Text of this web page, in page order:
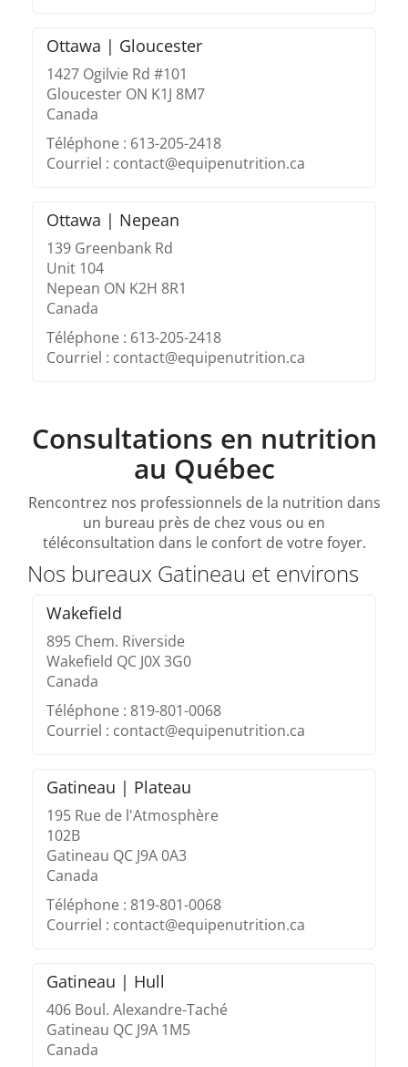
Ottawa | Gloucester
1427 Ogilvie Rd #101
Gloucester ON K1J 8M7
Canada
Téléphone : 613-205-2418
Courriel : contact@equipenutrition.ca
Ottawa | Nepean
139 Greenbank Rd
Unit 104
Nepean ON K2H 8R1
Canada
Téléphone : 613-205-2418
Courriel : contact@equipenutrition.ca
Consultations en nutrition
au Québec
Rencontrez nos professionnels de la nutrition dans
un bureau près de chez vous ou en
téléconsultation dans le confort de votre foyer.
Nos bureaux Gatineau et environs
Wakefield
895 Chem. Riverside
Wakefield QC J0X 3G0
Canada
Téléphone : 819-801-0068
Courriel : contact@equipenutrition.ca
Gatineau | Plateau
195 Rue de l'Atmosphère
102B
Gatineau QC J9A 0A3
Canada
Téléphone : 819-801-0068
Courriel : contact@equipenutrition.ca
Gatineau | Hull
406 Boul. Alexandre-Taché
Gatineau QC J9A 1M5
Canada